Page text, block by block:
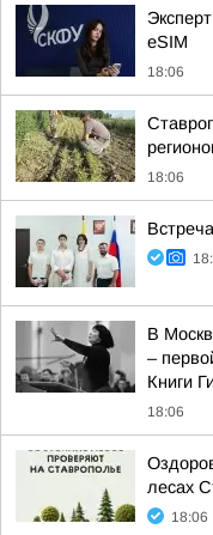
eSIM
18:06
18:06
В
–
Книги
18:06
лесах
18:06